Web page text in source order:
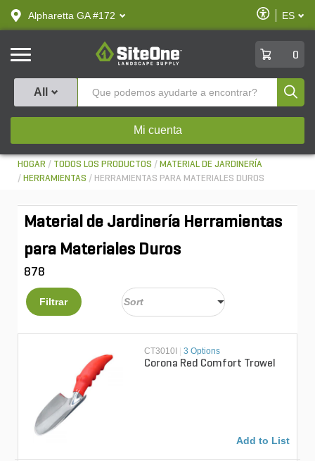
text.skipToContent
text.skipToNavigation
Alpharetta GA #172
Habilitar
ES
SiteOne
0
All
Mi cuenta
HOGAR TODOS LOS PRODUCTOS
MATERIAL DE JARDINERÍA
HERRAMIENTAS
HERRAMIENTAS PARA MATERIALES DUROS
Material de Jardinería Herramientas
para Materiales Duros
878
Filtrar
CT3010I 3 Options
Corona Red Comfort Trowel
Add to List